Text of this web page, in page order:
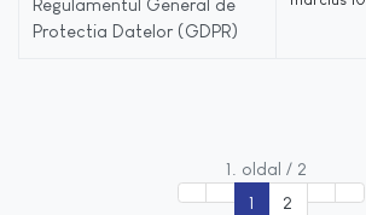
Protectia Datelor (GDPR)
1 2
1. oldal / 2